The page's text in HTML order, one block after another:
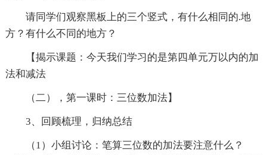
请同学们观察黑板上的三个竖式，有什么相同的.地
方？有什么不同的地方？
【揭示课题：今天我们学习的是第四单元万以内的加
法和减法
（二），第一课时：三位数加法】
3、回顾梳理，归纳总结
（1）小组讨论：笔算三位数的加法要注意什么？